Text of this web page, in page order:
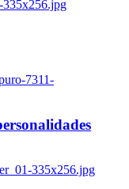
335x256.jpg
7311-
335x256.jpg